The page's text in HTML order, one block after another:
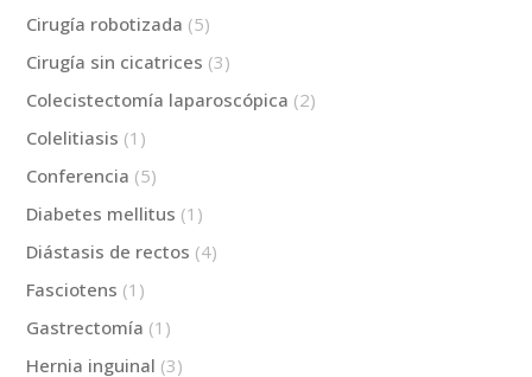
Cirugía robotizada (5)
Cirugía sin cicatrices (3)
Colecistectomía laparoscópica (2)
Colelitiasis (1)
Conferencia (5)
Diabetes mellitus (1)
Diástasis de rectos (4)
Fasciotens (1)
Gastrectomía (1)
Hernia inguinal (3)